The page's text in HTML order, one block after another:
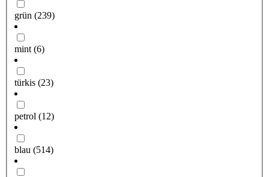
grün (239)
mint (6)
türkis (23)
petrol (12)
blau (514)